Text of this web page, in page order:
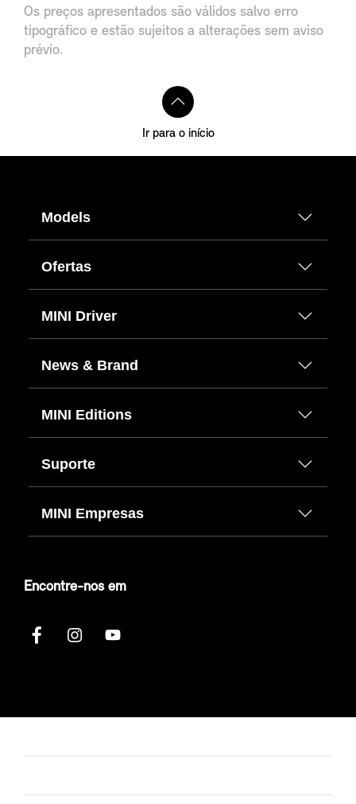
Os preços apresentados são válidos salvo erro
tipográfico e estão sujeitos a alterações sem aviso
prévio.
Ir para o início
Models
Ofertas
MINI Driver
News & Brand
MINI Editions
Suporte
MINI Empresas
Encontre-nos em